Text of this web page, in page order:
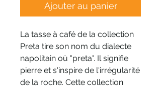
Ajouter au panier
La tasse à café de la collection
Preta tire son nom du dialecte
napolitain où "preta". Il signifie
pierre et s'inspire de l'irrégularité
de la roche. Cette collection